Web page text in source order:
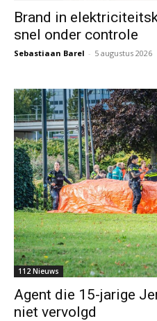
Brand in
snel onder controle
Sebastiaan Barel - 5 augustus 2026
112 Nieuws
Agent die 15-jarige
niet vervolgd